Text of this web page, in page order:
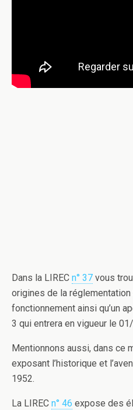
Dans la LIREC n° 37 vous
origines de la
fonctionnement ainsi qu’un
3 qui entrera en vigueur le
Mentionnons aussi, dans ce
exposant l’historique et
1952.
La LIREC n° 46 expose des